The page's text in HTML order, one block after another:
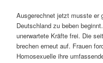
Ausgerechnet jetzt musste er
Deutschland zu beben
unerwartete Kräfte frei. Die
brechen erneut auf. Frauen
Homosexuelle ihre